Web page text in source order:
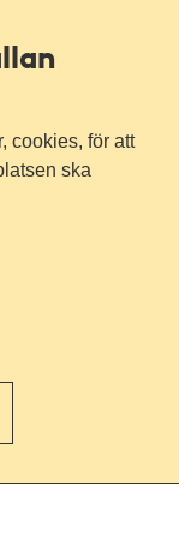
cookies, för att
ska